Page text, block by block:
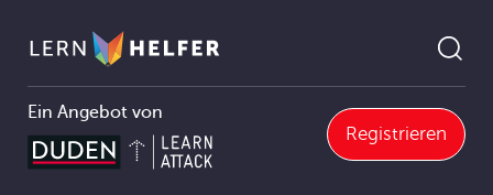
Ein Angebot von
Registrieren
Pfadnavigation
7 Von der Reformation bis zum Absolutismus 7.1 Die Krise der Kirche im Spätmittelalter Jakob Fugger